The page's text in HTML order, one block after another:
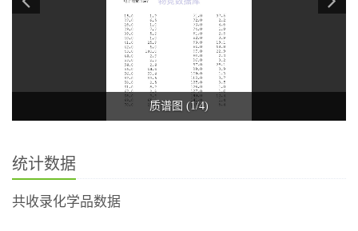
质谱图 (1/4)
统计数据
共收录化学品数据